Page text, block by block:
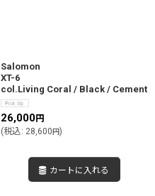
Salomon
XT-6
col.Living Coral / Black / Cement
26,000円
(税込: 28,600円)
カートに入れる